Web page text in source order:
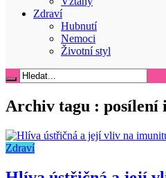
Zdraví
Hubnutí
Nemoci
Životní styl
Archiv tagu : posílení
Zdraví